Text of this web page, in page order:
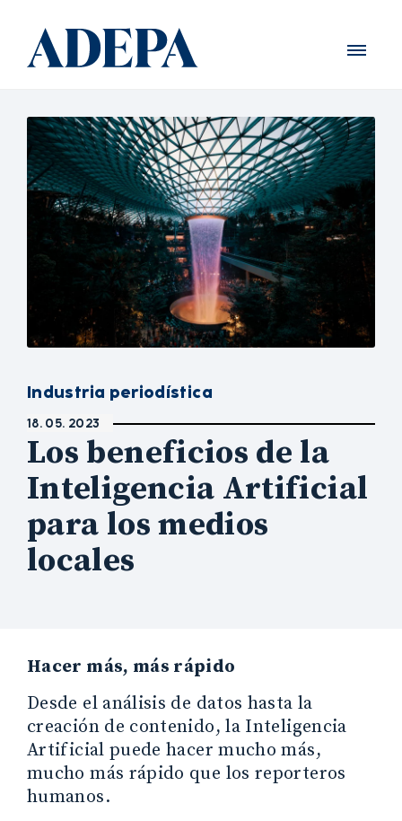
Industria periodística
18. 05. 2023
Los beneficios de la
Inteligencia Artificial
para los medios
locales
Hacer más, más rápido
Desde el análisis de datos hasta la
creación de contenido, la Inteligencia
Artificial puede hacer mucho más,
mucho más rápido que los reporteros
humanos.